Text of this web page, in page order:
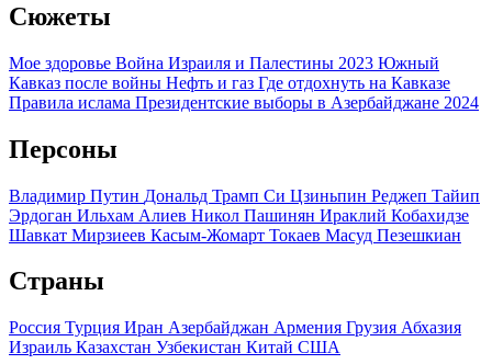
Сюжеты
Мое здоровье Война Израиля и Палестины 2023 Южный
Кавказ после войны Нефть и газ Где отдохнуть на Кавказе
Правила ислама Президентские выборы в Азербайджане 2024
Персоны
Владимир Путин Дональд Трамп Си Цзиньпин Реджеп Тайип
Эрдоган Ильхам Алиев Никол Пашинян Ираклий Кобахидзе
Шавкат Мирзиеев Касым-Жомарт Токаев Масуд Пезешкиан
Страны
Россия Турция Иран Азербайджан Армения Грузия Абхазия
Израиль Казахстан Узбекистан Китай США